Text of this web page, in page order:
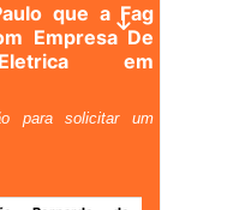
que a Fag
Empresa De
em
para solicitar um